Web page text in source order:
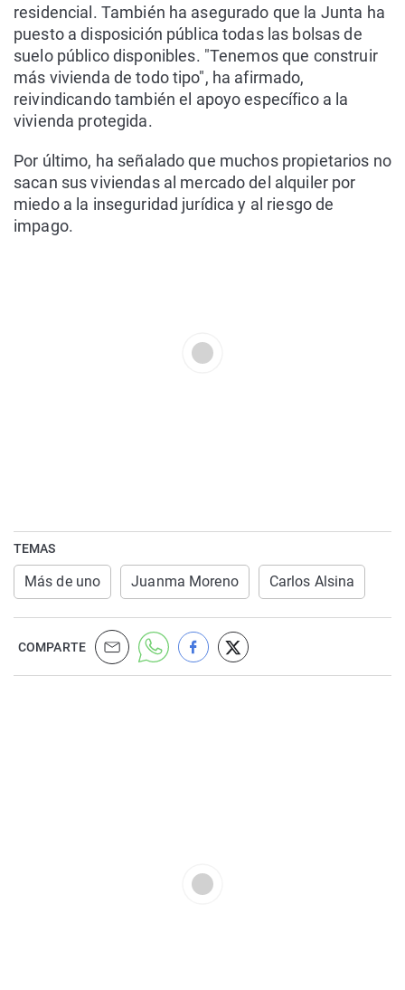
residencial. También ha asegurado que la Junta ha
puesto a disposición pública todas las bolsas de
suelo público disponibles. "Tenemos que construir
más vivienda de todo tipo", ha afirmado,
reivindicando también el apoyo específico a la
vivienda protegida.
Por último, ha señalado que muchos propietarios no
sacan sus viviendas al mercado del alquiler por
miedo a la inseguridad jurídica y al riesgo de
impago.
TEMAS
Más de uno Juanma Moreno Carlos Alsina
COMPARTE